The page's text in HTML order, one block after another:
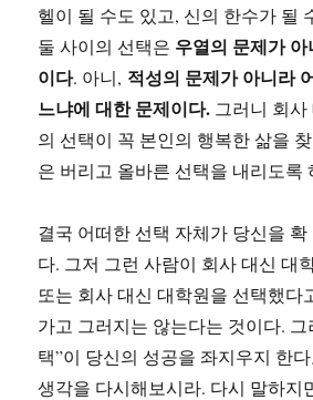
헬이 될 수도 있고, 신의 한수가 될
둘 사이의 선택은 우열의 문제가
이다. 아니, 적성의 문제가 아니라
느냐에 대한 문제이다. 그러니 회
의 선택이 꼭 본인의 행복한 삶을
은 버리고 올바른 선택을 내리도록
결국 어떠한 선택 자체가 당신을
다. 그저 그런 사람이 회사 대신 대
또는 회사 대신 대학원을 선택했다
가고 그러지는 않는다는 것이다. 그
택”이 당신의 성공을 좌지우지 한
생각을 다시해보시라. 다시 말하지